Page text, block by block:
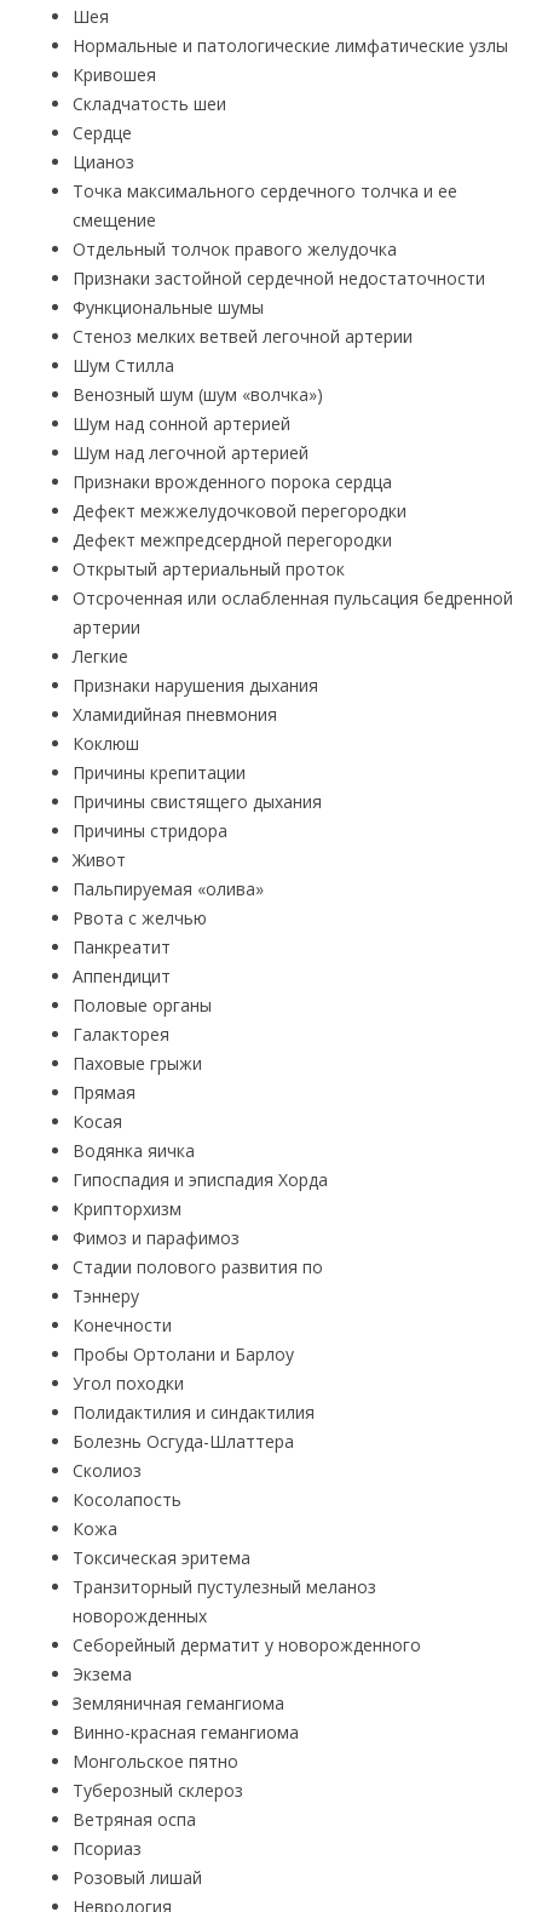
Шея
Нормальные и патологические лимфатические узлы
Кривошея
Складчатость шеи
Сердце
Цианоз
Точка максимального сердечного толчка и ее
смещение
Отдельный толчок правого желудочка
Признаки застойной сердечной недостаточности
Функциональные шумы
Стеноз мелких ветвей легочной артерии
Шум Стилла
Венозный шум (шум «волчка»)
Шум над сонной артерией
Шум над легочной артерией
Признаки врожденного порока сердца
Дефект межжелудочковой перегородки
Дефект межпредсердной перегородки
Открытый артериальный проток
Отсроченная или ослабленная пульсация бедренной
артерии
Легкие
Признаки нарушения дыхания
Хламидийная пневмония
Коклюш
Причины крепитации
Причины свистящего дыхания
Причины стридора
Живот
Пальпируемая «олива»
Рвота с желчью
Панкреатит
Аппендицит
Половые органы
Галакторея
Паховые грыжи
Прямая
Косая
Водянка яичка
Гипоспадия и эписпадия Хорда
Крипторхизм
Фимоз и парафимоз
Стадии полового развития по
Тэннеру
Конечности
Пробы Ортолани и Барлоу
Угол походки
Полидактилия и синдактилия
Болезнь Осгуда-Шлаттера
Сколиоз
Косолапость
Кожа
Токсическая эритема
Транзиторный пустулезный меланоз
новорожденных
Себорейный дерматит у новорожденного
Экзема
Земляничная гемангиома
Винно-красная гемангиома
Монгольское пятно
Туберозный склероз
Ветряная оспа
Псориаз
Розовый лишай
Неврология